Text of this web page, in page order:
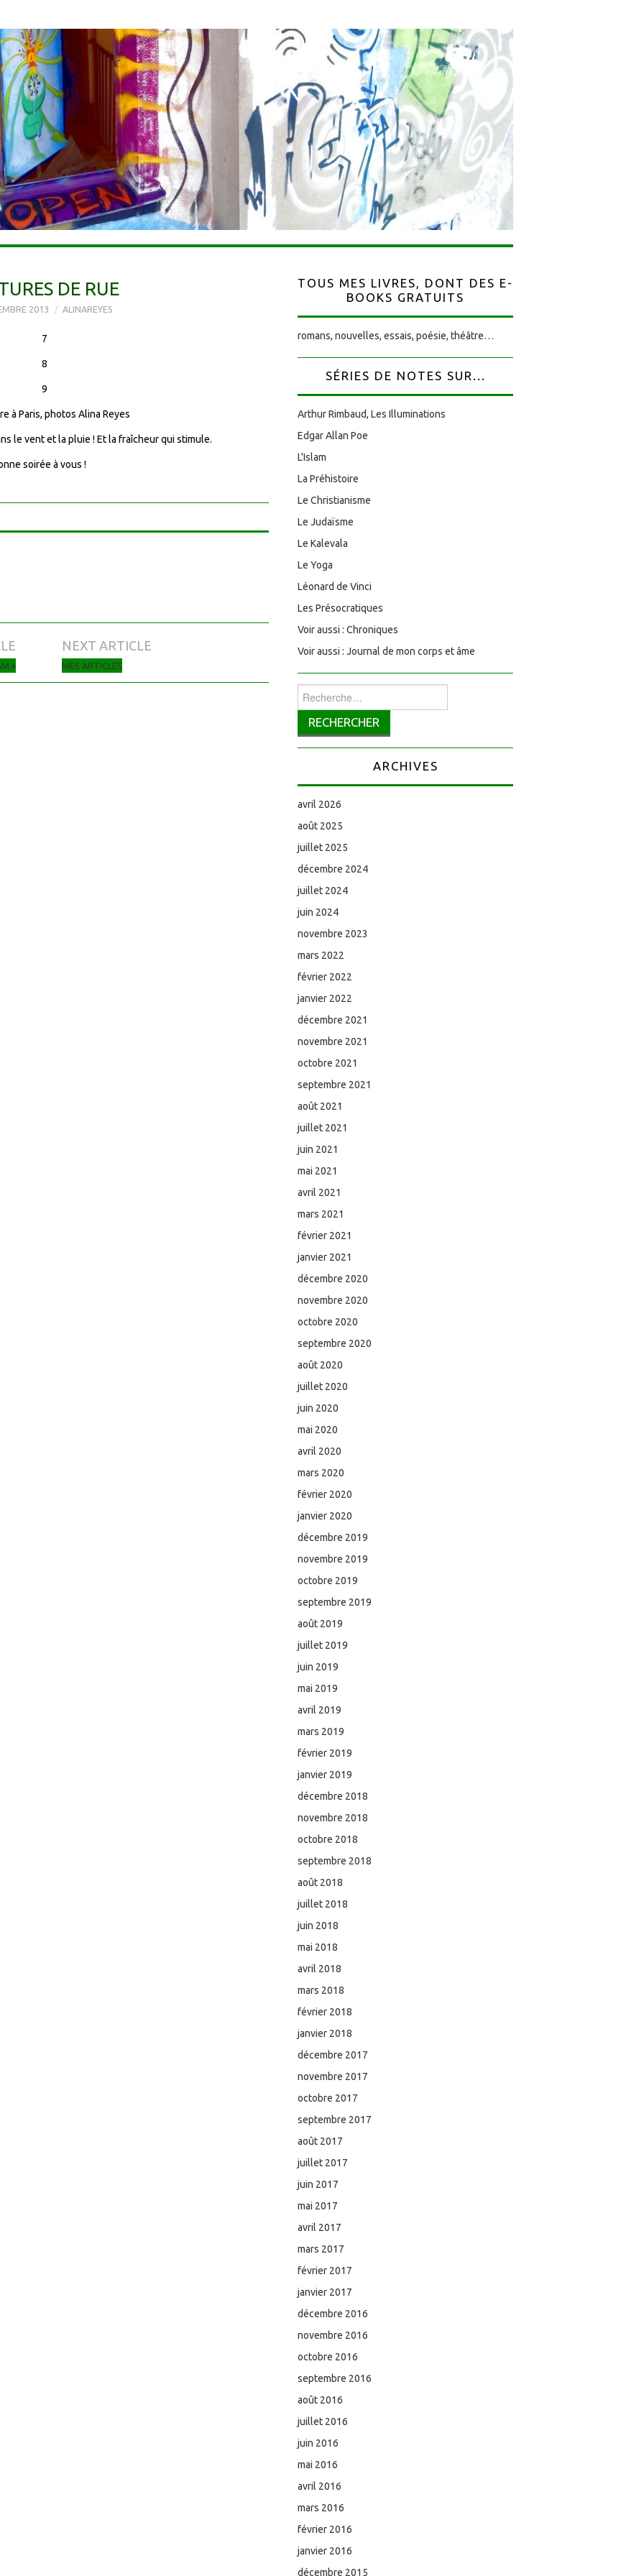
DE RUE
2013 ALINAREYES
à Paris, photos Alina Reyes
le vent et la pluie ! Et la fraîcheur qui stimule.
soirée à vous !
»
NEXT ARTICLE
MES ARTICLES
TOUS MES LIVRES, DONT DES E-
BOOKS GRATUITS
romans, nouvelles, essais, poésie, théâtre…
SÉRIES DE NOTES SUR...
Arthur Rimbaud, Les Illuminations
Edgar Allan Poe
L'Islam
La Préhistoire
Le Christianisme
Le Judaïsme
Le Kalevala
Le Yoga
Léonard de Vinci
Les Présocratiques
Voir aussi : Chroniques
Voir aussi : Journal de mon corps et âme
Rechercher :
ARCHIVES
avril 2026
août 2025
juillet 2025
décembre 2024
juillet 2024
juin 2024
novembre 2023
mars 2022
février 2022
janvier 2022
décembre 2021
novembre 2021
octobre 2021
septembre 2021
août 2021
juillet 2021
juin 2021
mai 2021
avril 2021
mars 2021
février 2021
janvier 2021
décembre 2020
novembre 2020
octobre 2020
septembre 2020
août 2020
juillet 2020
juin 2020
mai 2020
avril 2020
mars 2020
février 2020
janvier 2020
décembre 2019
novembre 2019
octobre 2019
septembre 2019
août 2019
juillet 2019
juin 2019
mai 2019
avril 2019
mars 2019
février 2019
janvier 2019
décembre 2018
novembre 2018
octobre 2018
septembre 2018
août 2018
juillet 2018
juin 2018
mai 2018
avril 2018
mars 2018
février 2018
janvier 2018
décembre 2017
novembre 2017
octobre 2017
septembre 2017
août 2017
juillet 2017
juin 2017
mai 2017
avril 2017
mars 2017
février 2017
janvier 2017
décembre 2016
novembre 2016
octobre 2016
septembre 2016
août 2016
juillet 2016
juin 2016
mai 2016
avril 2016
mars 2016
février 2016
janvier 2016
décembre 2015